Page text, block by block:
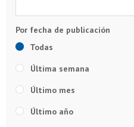
Todas
Última semana
Último mes
Último año